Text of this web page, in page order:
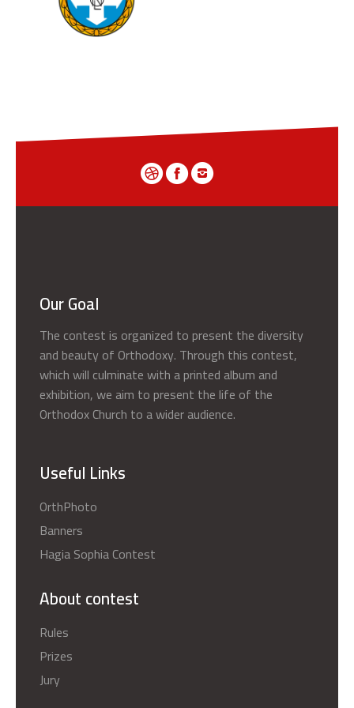
Our Goal
The contest is organized to present the diversity
and beauty of Orthodoxy. Through this contest,
which will culminate with a printed album and
exhibition, we aim to present the life of the
Orthodox Church to a wider audience.
Useful Links
OrthPhoto
Banners
Hagia Sophia Contest
About contest
Rules
Prizes
Jury